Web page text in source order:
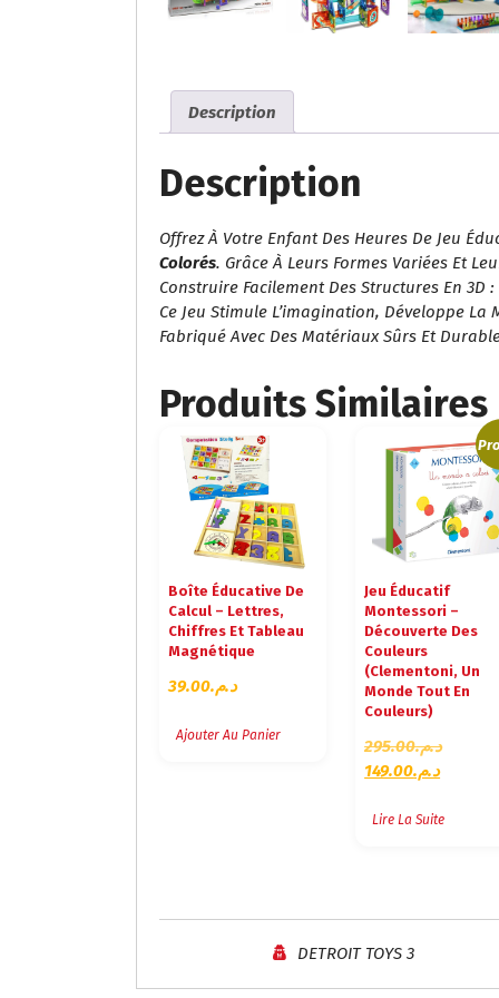
Description
Description
Offrez À Votre Enfant Des Heures De Jeu
Colorés. Grâce À Leurs Formes Variées Et
Construire Facilement Des Structures En 3D
Ce Jeu Stimule L’imagination, Développe
Fabriqué Avec Des Matériaux Sûrs Et
Produits Similaires
Boîte Éducative De
Calcul – Lettres,
Chiffres Et Tableau
Magnétique
د.م.39.00
Ajouter Au Panier
Jeu Éducatif
Montessori –
Découverte Des
Couleurs
(Clementoni, Un
Monde Tout En
Couleurs)
د.م.295.00
L
R
N
I
د.م.149.00
L
P
A
U
Lire La Suite
DETROIT TOYS 3